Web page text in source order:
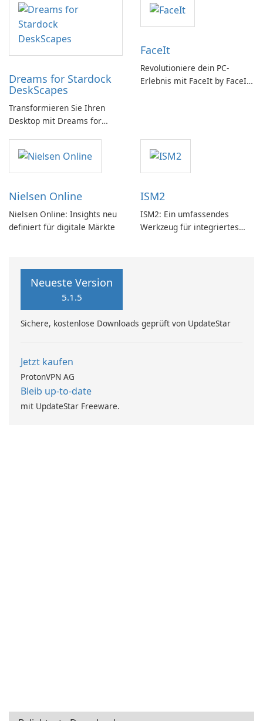
Dreams for Stardock
DeskScapes
Transformieren Sie Ihren
Desktop mit Dreams for
FaceIt
Revolutioniere dein PC-
Erlebnis mit FaceIt by FaceIt
Nielsen Online
Nielsen Online: Insights neu
definiert für digitale Märkte
ISM2
ISM2: Ein umfassendes
Werkzeug für integriertes
Neueste Version
5.1.5
Sichere, kostenlose Downloads geprüft von UpdateStar
Jetzt kaufen
ProtonVPN AG
Bleib up-to-date
mit UpdateStar Freeware.